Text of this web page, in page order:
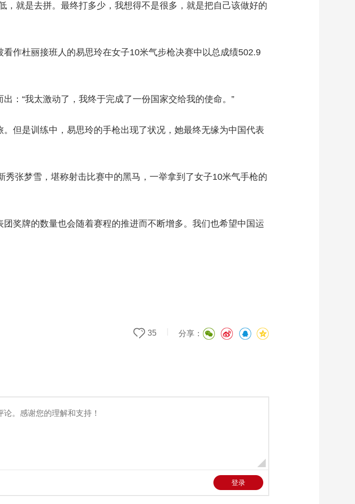
就是去拼。最终打多少，我想得不是很多，就是把自己该做好的
杜丽接班人的易思玲在女子10米气步枪决赛中以总成绩502.9
“我太激动了，我终于完成了一份国家交给我的使命。”
是训练中，易思玲的手枪出现了状况，她最终无缘为中国代表
张梦雪，堪称射击比赛中的黑马，一举拿到了女子10米气手枪的
牌的数量也会随着赛程的推进而不断增多。我们也希望中国运
分享：
35